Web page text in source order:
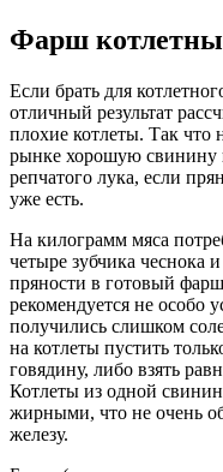
Фарш
Если брать для
отличный результат
плохие котлеты. Так что
рынке хорошую свинину
репчатого лука, если
уже есть.
На килограмм мяса
четыре зубчика чеснока
пряности в готовый
рекомендуется не особо
получились слишком
на котлеты пустить
говядину, либо взять
Котлеты из одной
жирными, что не очень
железу.